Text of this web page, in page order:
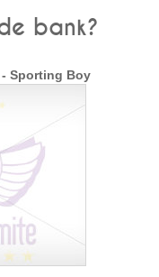
bank?
- Sporting Boy